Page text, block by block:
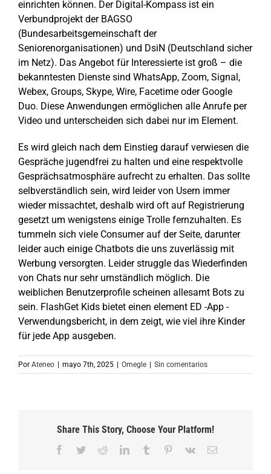
einrichten können. Der Digital-Kompass ist ein
Verbundprojekt der BAGSO
(Bundesarbeitsgemeinschaft der
Seniorenorganisationen) und DsiN (Deutschland sicher
im Netz). Das Angebot für Interessierte ist groß – die
bekanntesten Dienste sind WhatsApp, Zoom, Signal,
Webex, Groups, Skype, Wire, Facetime oder Google
Duo. Diese Anwendungen ermöglichen alle Anrufe per
Video und unterscheiden sich dabei nur im Element.
Es wird gleich nach dem Einstieg darauf verwiesen die
Gespräche jugendfrei zu halten und eine respektvolle
Gesprächsatmosphäre aufrecht zu erhalten. Das sollte
selbverständlich sein, wird leider von Usern immer
wieder missachtet, deshalb wird oft auf Registrierung
gesetzt um wenigstens einige Trolle fernzuhalten. Es
tummeln sich viele Consumer auf der Seite, darunter
leider auch einige Chatbots die uns zuverlässig mit
Werbung versorgten. Leider struggle das Wiederfinden
von Chats nur sehr umständlich möglich. Die
weiblichen Benutzerprofile scheinen allesamt Bots zu
sein. FlashGet Kids bietet einen element ED -App -
Verwendungsbericht, in dem zeigt, wie viel ihre Kinder
für jede App ausgeben.
Por Ateneo | mayo 7th, 2025 | Omegle | Sin comentarios
Share This Story, Choose Your Platform!
Facebook
TwitterRedditLinkedInTumblr Pinterest
Vk
Correo